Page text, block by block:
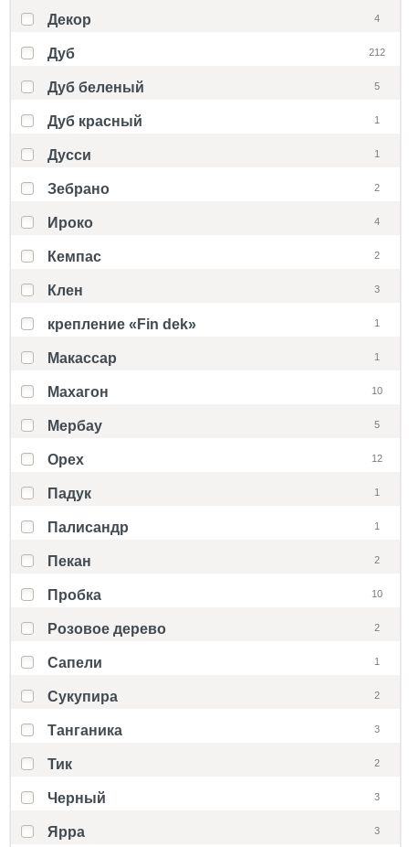
Декор 4
Дуб 212
Дуб беленый 5
Дуб красный 1
Дусси 1
Зебрано 2
Ироко 4
Кемпас 2
Клен 3
крепление «Fin dek» 1
Макассар 1
Махагон 10
Мербау 5
Орех 12
Падук 1
Палисандр 1
Пекан 2
Пробка 10
Розовое дерево 2
Сапели 1
Сукупира 2
Танганика 3
Тик 2
Черный 3
Ярра 3